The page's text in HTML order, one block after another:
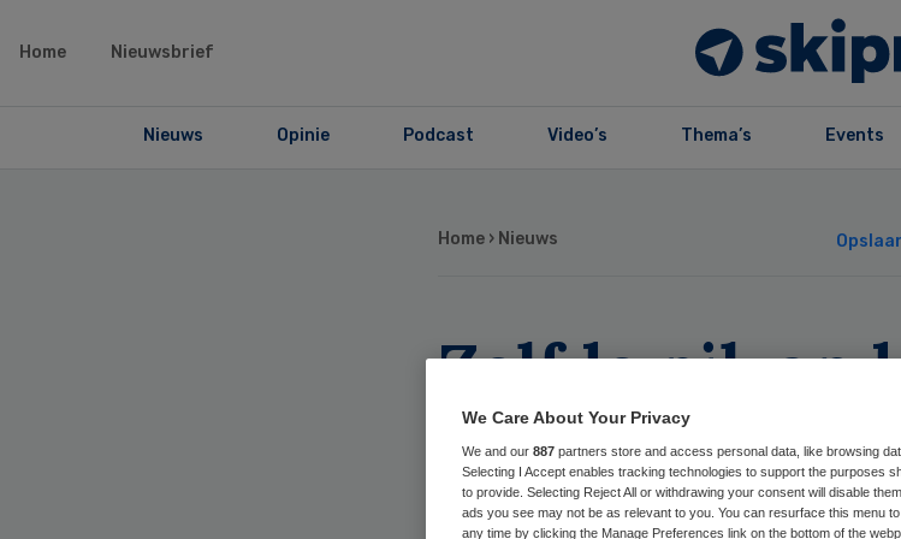
Home Nieuwsbrief
Nieuws Opinie Podcast Video’s Thema’s Events
Home › Nieuws
Zelfde pil,
doosje, meer
bijwerkingen
We Care About Your Privacy
We and our 887 partners store and access personal data, like browsing
Selecting I Accept enables tracking technologies to support the purposes
to provide. Selecting Reject All or withdrawing your consent will disable
ads you see may not be as relevant to you. You can resurface this menu
any time by clicking the Manage Preferences link on the bottom of the